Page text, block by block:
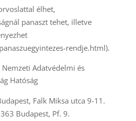
élhet,
panaszt tehet, illetve
rendje.html).
Adatvédelmi és
Hatóság
Falk Miksa utca 9-11.
Budapest, Pf. 9.